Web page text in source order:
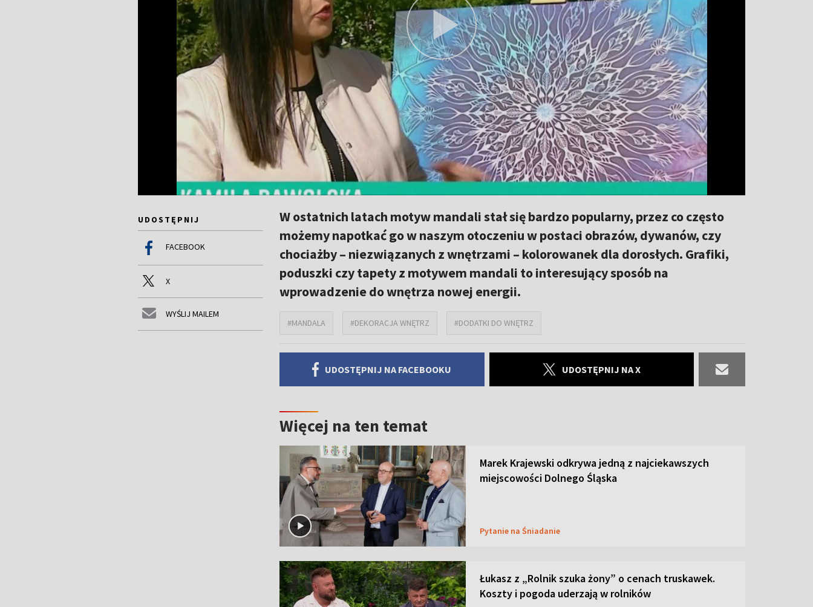
UDOSTĘPNIJ
FACEBOOK
X
WYŚLIJ MAILEM
W ostatnich latach motyw mandali stał się bardzo popularny, przez co często
możemy napotkać go w naszym otoczeniu w postaci obrazów, dywanów, czy
chociażby – niezwiązanych z wnętrzami – kolorowanek dla dorosłych. Grafiki,
poduszki czy tapety z motywem mandali to interesujący sposób na
wprowadzenie do wnętrza nowej energii.
#MANDALA #DEKORACJA WNĘTRZ #DODATKI DO WNĘTRZ
UDOSTĘPNIJ NA FACEBOOKU UDOSTĘPNIJ NA X
Więcej na ten temat
Marek Krajewski odkrywa jedną z najciekawszych
miejscowości Dolnego Śląska
Pytanie na Śniadanie
Łukasz z „Rolnik szuka żony” o cenach truskawek.
Koszty i pogoda uderzają w rolników